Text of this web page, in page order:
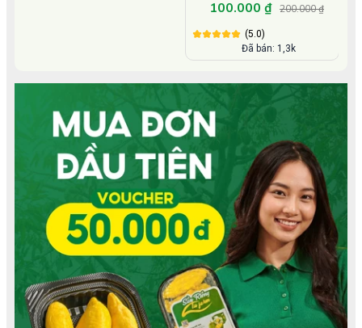
100.000 ₫ 200.000 ₫
(5.0)
Đã bán: 1,3k